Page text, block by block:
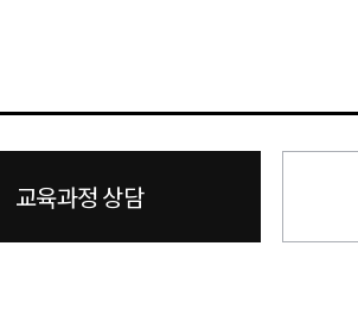
교육과정 상담